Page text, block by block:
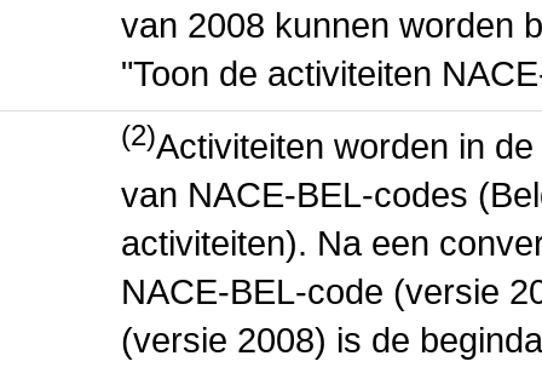
van 2008 kunnen worden
"Toon de activiteiten
(2)Activiteiten worden in
van NACE-BEL-codes
activiteiten). Na een
NACE-BEL-code (versie
(versie 2008) is de